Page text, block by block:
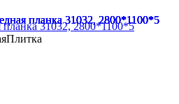
31032, 2800*1100*5